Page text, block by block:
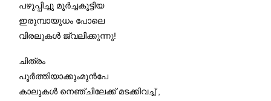
പഴുപ്പിച്ചു മൂർച്ചകൂട്ടിയ
ഇരുമ്പായുധം പോലെ
വിരലുകൾ ജ്വലിക്കുന്നു!
ചിത്രം
പൂർത്തിയാക്കുംമുൻപേ
കാലുകൾ നെഞ്ചിലേക്ക് മടക്കിവച്ച് ,